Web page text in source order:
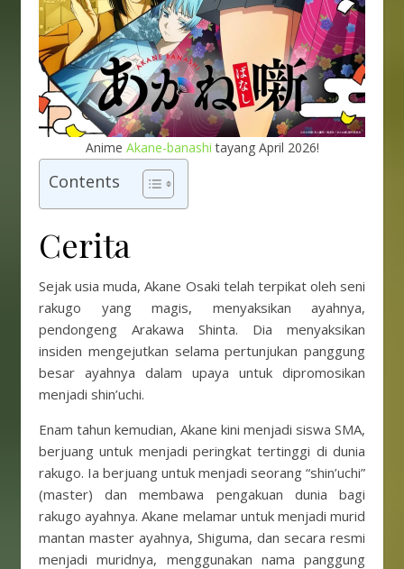
Anime Akane-banashi tayang April 2026!
Contents
Cerita
Sejak usia muda, Akane Osaki telah terpikat oleh seni
rakugo yang magis, menyaksikan ayahnya,
pendongeng Arakawa Shinta. Dia menyaksikan
insiden mengejutkan selama pertunjukan panggung
besar ayahnya dalam upaya untuk dipromosikan
menjadi shin’uchi.
Enam tahun kemudian, Akane kini menjadi siswa SMA,
berjuang untuk menjadi peringkat tertinggi di dunia
rakugo. Ia berjuang untuk menjadi seorang “shin’uchi”
(master) dan membawa pengakuan dunia bagi
rakugo ayahnya. Akane melamar untuk menjadi murid
mantan master ayahnya, Shiguma, dan secara resmi
menjadi muridnya, menggunakan nama panggung